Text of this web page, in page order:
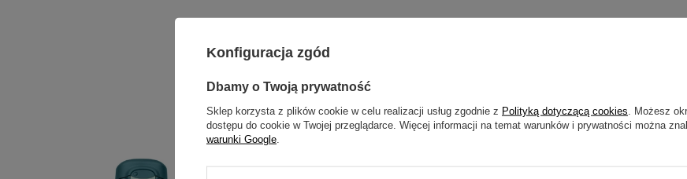
Konfiguracja zgód
Dbamy o Twoją prywatność
Sklep korzysta z plików cookie w celu realizacji usług zgodnie z Polityką dotyczącą cookies . Możesz
dostępu do cookie w Twojej przeglądarce. Więcej informacji na temat warunków i prywatności można
warunki Google